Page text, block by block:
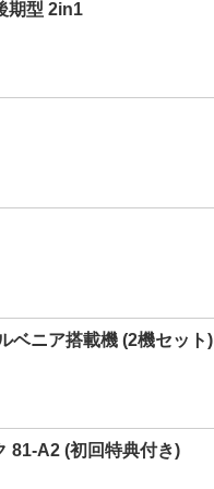
期型 2in1
ベニア搭載機 (2機セット)
81-A2 (初回特典付き)